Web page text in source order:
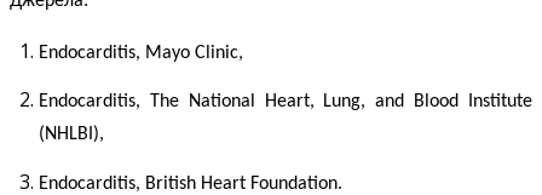
Endocarditis, Mayo Clinic,
Endocarditis, The National Heart, Lung, and Blood Institute
(NHLBI),
Endocarditis, British Heart Foundation.